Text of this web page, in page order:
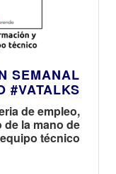
SEMANAL
#VATALKS
de empleo,
la mano de
técnico